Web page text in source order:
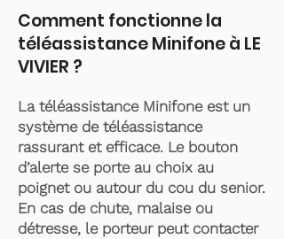
Comment fonctionne la
téléassistance Minifone à LE
VIVIER ?
La téléassistance Minifone est un
système de téléassistance
rassurant et efficace. Le bouton
d’alerte se porte au choix au
poignet ou autour du cou du senior.
En cas de chute, malaise ou
détresse, le porteur peut contacter